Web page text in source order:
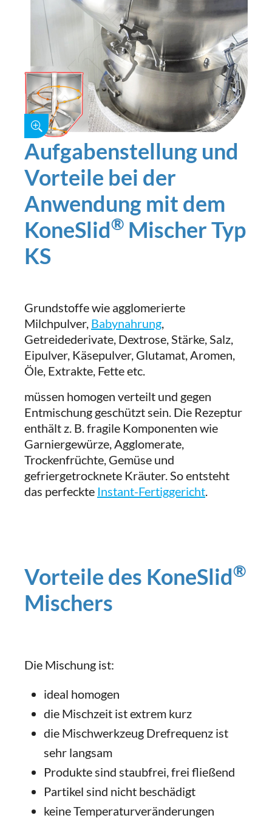
Aufgabenstellung und
Vorteile bei der
Anwendung mit dem
KoneSlid® Mischer Typ
KS
Grundstoffe wie agglomerierte
Milchpulver, Babynahrung,
Getreidederivate, Dextrose, Stärke, Salz,
Eipulver, Käsepulver, Glutamat, Aromen,
Öle, Extrakte, Fette etc.
müssen homogen verteilt und gegen
Entmischung geschützt sein. Die Rezeptur
enthält z. B. fragile Komponenten wie
Garniergewürze, Agglomerate,
Trockenfrüchte, Gemüse und
gefriergetrocknete Kräuter. So entsteht
das perfeckte Instant-Fertiggericht.
Vorteile des KoneSlid®
Mischers
Die Mischung ist:
ideal homogen
die Mischzeit ist extrem kurz
die Mischwerkzeug Drefrequenz ist
sehr langsam
Produkte sind staubfrei, frei fließend
Partikel sind nicht beschädigt
keine Temperaturveränderungen